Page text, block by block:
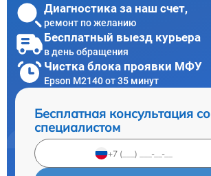
Диагностика за наш счет,
ремонт по желанию
Бесплатный выезд курьера
в день обращения
Чистка блока проявки МФУ
Epson M2140 от 35 минут
Бесплатная консультация со
специалистом